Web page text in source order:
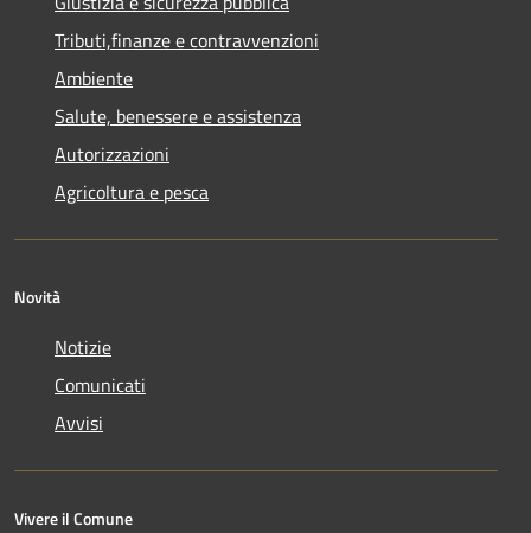
Tributi,finanze e contravvenzioni
Ambiente
Salute, benessere e assistenza
Autorizzazioni
Agricoltura e pesca
Novità
Notizie
Comunicati
Avvisi
Vivere il Comune